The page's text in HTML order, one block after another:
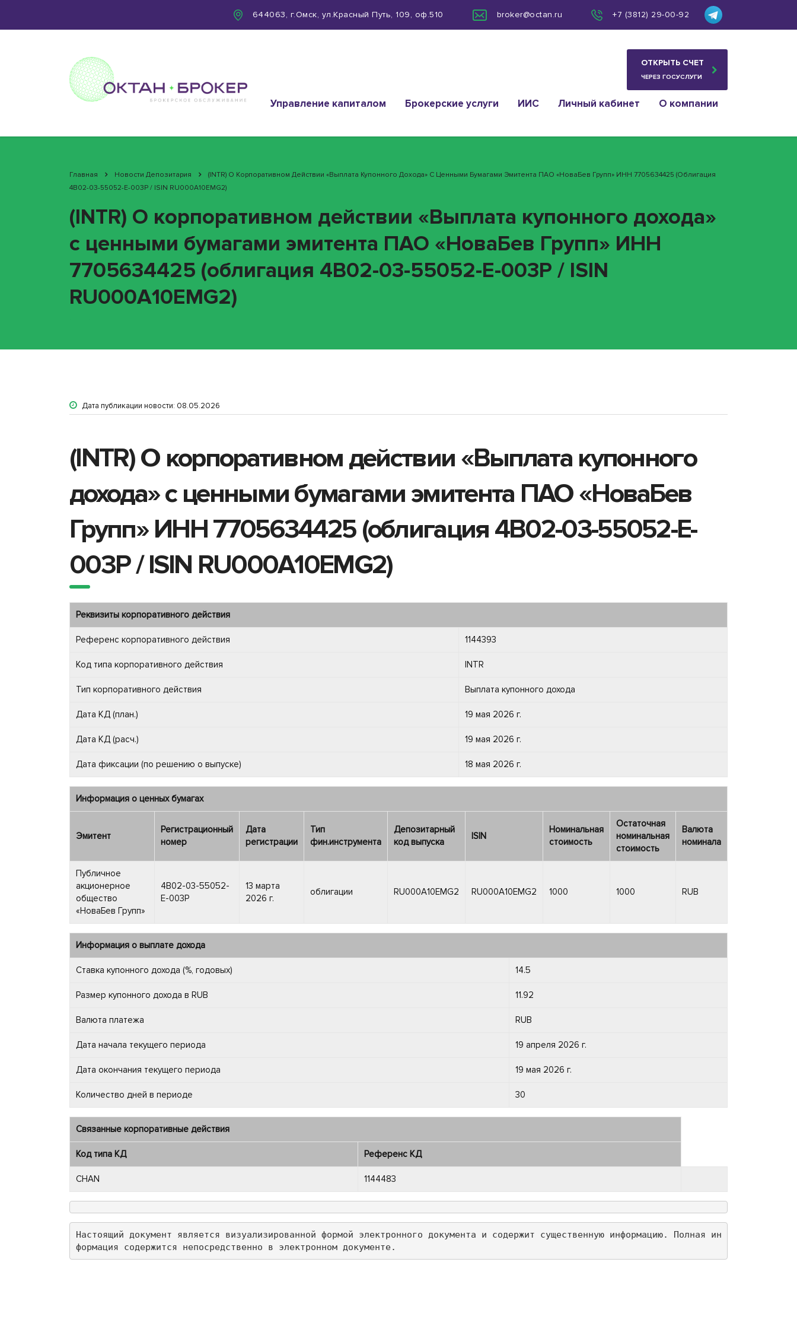
644063, г.Омск, ул.Красный Путь, 109, оф.510 broker@octan.ru +7 (3812) 29-00-92
ОТКРЫТЬ СЧЕТ
ЧЕРЕЗ ГОСУСЛУГИ
Управление капиталом Брокерские услуги ИИС Личный кабинет О компании
Главная Новости Депозитария
(INTR) О Корпоративном Действии «Выплата Купонного Дохода» С Ценными Бумагами Эмитента ПАО «НоваБев Групп» ИНН 7705634425 (облигация
4B02-03-55052-E-003P / ISIN RU000A10EMG2)
(INTR) О корпоративном действии «Выплата купонного дохода»
с ценными бумагами эмитента ПАО «НоваБев Групп» ИНН
7705634425 (облигация 4B02-03-55052-E-003P / ISIN
RU000A10EMG2)
Дата публикации новости: 08.05.2026
(INTR) О корпоративном действии «Выплата купонного
дохода» с ценными бумагами эмитента ПАО «НоваБев
Групп» ИНН 7705634425 (облигация 4B02-03-55052-E-
003P / ISIN RU000A10EMG2)
Реквизиты корпоративного действия
Референс корпоративного действия 1144393
Код типа корпоративного действия INTR
Тип корпоративного действия Выплата купонного дохода
Дата КД (план.) 19 мая 2026 г.
Дата КД (расч.) 19 мая 2026 г.
Дата фиксации (по решению о выпуске) 18 мая 2026 г.
Информация о ценных бумагах
Эмитент
Регистрационный
номер
Дата
регистрации
Тип
фин.инструмента
Депозитарный
код выпуска
ISIN
Номинальная
стоимость
Остаточная
номинальная
стоимость
Валюта
номинала
Публичное
акционерное
общество
«НоваБев Групп»
4B02-03-55052-
E-003P
13 марта
2026 г.
облигации RU000A10EMG2 RU000A10EMG2 1000 1000 RUB
Информация о выплате дохода
Ставка купонного дохода (%, годовых) 14.5
Размер купонного дохода в RUB 11.92
Валюта платежа RUB
Дата начала текущего периода 19 апреля 2026 г.
Дата окончания текущего периода 19 мая 2026 г.
Количество дней в периоде 30
Связанные корпоративные действия
Код типа КД Референс КД
CHAN 1144483
Настоящий документ является визуализированной формой электронного документа и содержит существенную информацию. Полная ин
формация содержится непосредственно в электронном документе.